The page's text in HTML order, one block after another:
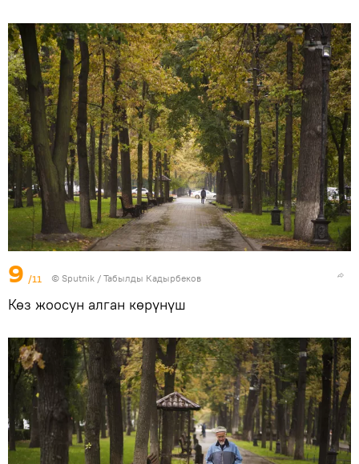
9 /11 © Sputnik / Табылды Кадырбеков
Көз жоосун алган көрүнүш